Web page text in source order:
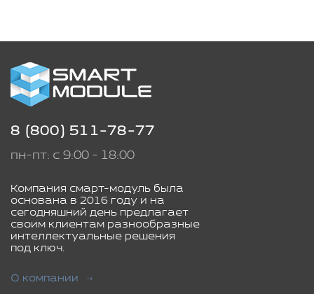
8 (800) 511-78-77
пн-пт: с 9:00 - 18:00
Компания смарт-модуль была
основана в 2016 году и на
сегодняшний день предлагает
своим клиентам разнообразные
интеллектуальные решения
под ключ.
О компании